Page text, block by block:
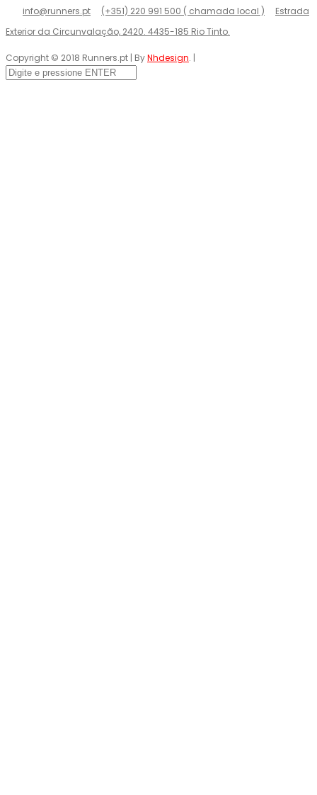
info@runners.pt (+351) 220 991 500 ( chamada local )
Estrada
Exterior da Circunvalação, 2420. 4435-185 Rio Tinto.
Copyright © 2018 Runners.pt | ByNhdesign. |